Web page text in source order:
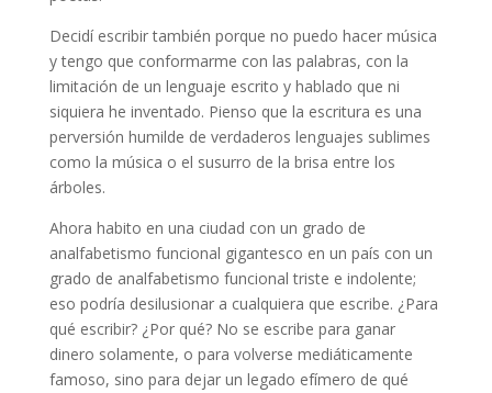
Decidí escribir también porque no puedo hacer música
y tengo que conformarme con las palabras, con la
limitación de un lenguaje escrito y hablado que ni
siquiera he inventado. Pienso que la escritura es una
perversión humilde de verdaderos lenguajes sublimes
como la música o el susurro de la brisa entre los
árboles.
Ahora habito en una ciudad con un grado de
analfabetismo funcional gigantesco en un país con un
grado de analfabetismo funcional triste e indolente;
eso podría desilusionar a cualquiera que escribe. ¿Para
qué escribir? ¿Por qué? No se escribe para ganar
dinero solamente, o para volverse mediáticamente
famoso, sino para dejar un legado efímero de qué